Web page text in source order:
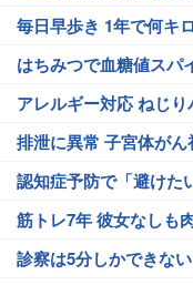
毎日早歩き 1年で何キ
はちみつで血糖値スパ
アレルギー対応 ねじり
排泄に異常 子宮体がん
認知症予防で「避けた
筋トレ7年 彼女なしも
診察は5分しかできな